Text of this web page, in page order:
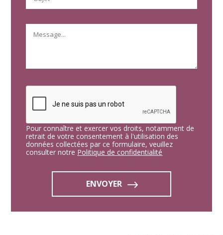
Pour connaître et exercer vos droits, notamment de
retrait de votre consentement à l'utilisation des
données collectées par ce formulaire, veuillez
consulter notre Politique de confidentialité
ENVOYER